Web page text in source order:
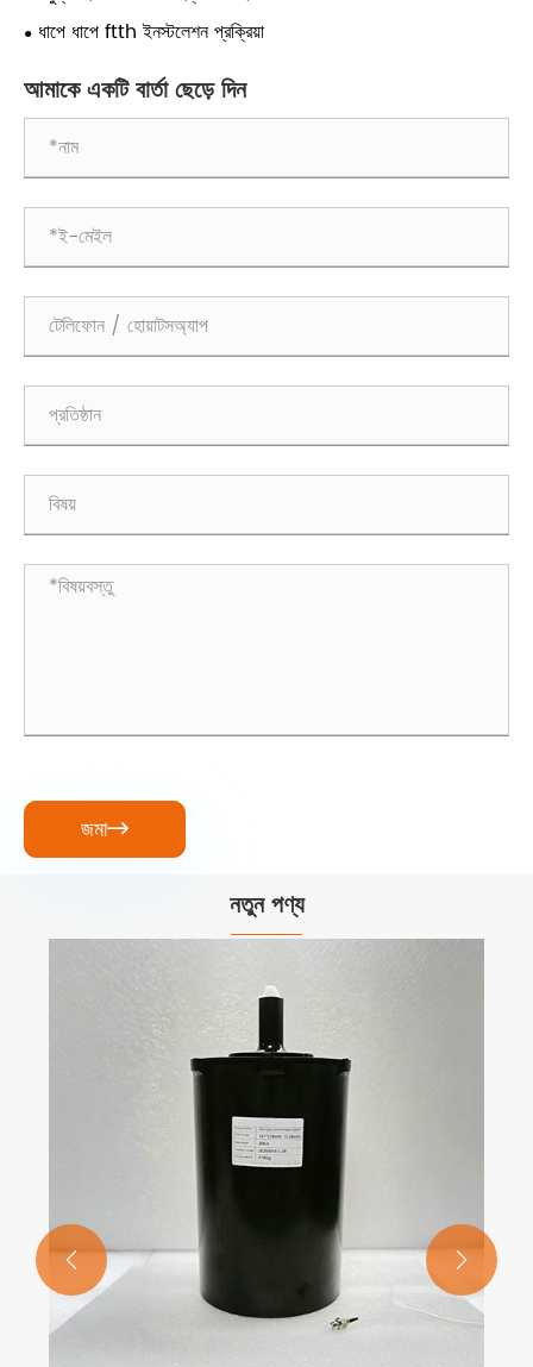
ধাপে ধাপে ftth ইনস্টলেশন প্রক্রিয়া
আমাকে একটি বার্তা ছেড়ে দিন
জমা
নতুন পণ্য
 